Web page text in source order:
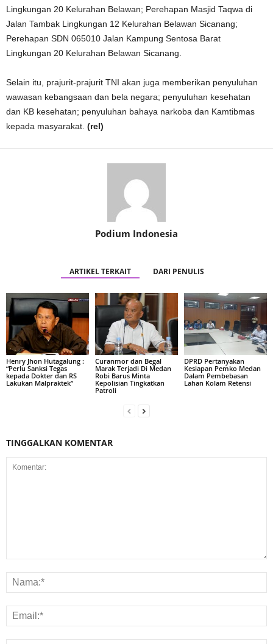
Lingkungan 20 Kelurahan Belawan; Perehapan Masjid Taqwa di
Jalan Tambak Lingkungan 12 Kelurahan Belawan Sicanang;
Perehapan SDN 065010 Jalan Kampung Sentosa Barat
Lingkungan 20 Kelurahan Belawan Sicanang.
Selain itu, prajurit-prajurit TNI akan juga memberikan penyuluhan
wawasan kebangsaan dan bela negara; penyuluhan kesehatan
dan KB kesehatan; penyuluhan bahaya narkoba dan Kamtibmas
kepada masyarakat. (rel)
Podium Indonesia
ARTIKEL TERKAIT DARI PENULIS
Henry Jhon Hutagalung :
“Perlu Sanksi Tegas
kepada Dokter dan RS
Lakukan Malpraktek”
Curanmor dan Begal
Marak Terjadi Di Medan
Robi Barus Minta
Kepolisian Tingkatkan
Patroli
DPRD Pertanyakan
Kesiapan Pemko Medan
Dalam Pembebasan
Lahan Kolam Retensi
TINGGALKAN KOMENTAR